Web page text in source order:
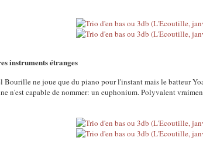
instruments étranges
Bourille ne joue que du piano pour l'instant mais le batteur
n'est capable de nommer: un euphonium. Polyvalent